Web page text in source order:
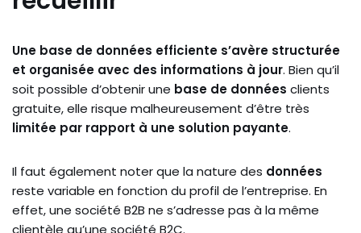
Une base de données efficiente s’avère structurée
et organisée avec des informations à jour. Bien qu’il
soit possible d’obtenir une base de données clients
gratuite, elle risque malheureusement d’être très
limitée par rapport à une solution payante.
Il faut également noter que la nature des données
reste variable en fonction du profil de l’entreprise. En
effet, une société B2B ne s’adresse pas à la même
clientèle qu’une société B2C.